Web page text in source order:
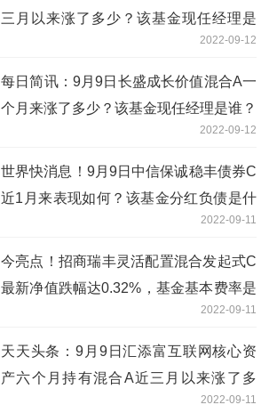
三月以来涨了多少？该基金现任经理是
2022-09-12
每日简讯：9月9日长盛成长价值混合A一
个月来涨了多少？该基金现任经理是谁？
2022-09-12
世界快消息！9月9日中信保诚稳丰债券C
近1月来表现如何？该基金分红负债是什
2022-09-11
今亮点！招商瑞丰灵活配置混合发起式C
最新净值跌幅达0.32%，基金基本费率是
2022-09-11
天天头条：9月9日汇添富互联网核心资
产六个月持有混合A近三月以来涨了多
少？2020年基金所属公司管理规模有哪
2022-09-11